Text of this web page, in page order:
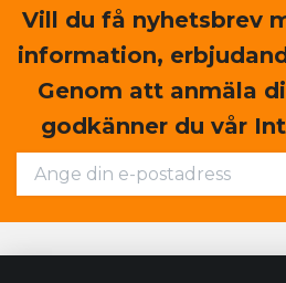
Vill du få nyhetsbrev
information,
Genom att anmäla
godkänner du vår